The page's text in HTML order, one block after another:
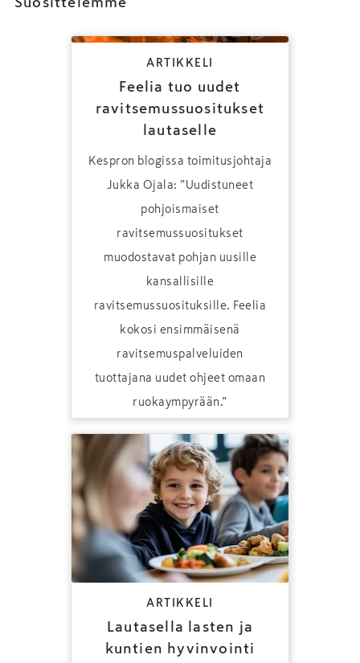
ARTIKKELI
Feelia tuo uudet
ravitsemussuositukset
lautaselle
Kespron blogissa toimitusjohtaja
Jukka Ojala: ”Uudistuneet
pohjoismaiset
ravitsemussuositukset
muodostavat pohjan uusille
kansallisille
ravitsemussuosituksille. Feelia
kokosi ensimmäisenä
ravitsemuspalveluiden
tuottajana uudet ohjeet omaan
ruokaympyrään.”
ARTIKKELI
Lautasella lasten ja
kuntien hyvinvointi